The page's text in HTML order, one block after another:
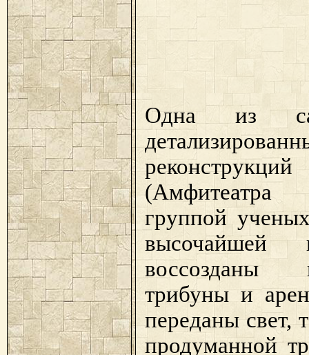
Одна из
(Амфитеатра
группой
высочайшей
воссозданы
трибуны и
переданы свет,
продуманной